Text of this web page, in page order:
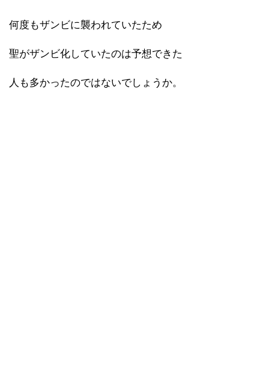
何度もザンビに襲われていたため
聖がザンビ化していたのは予想できた
人も多かったのではないでしょうか。